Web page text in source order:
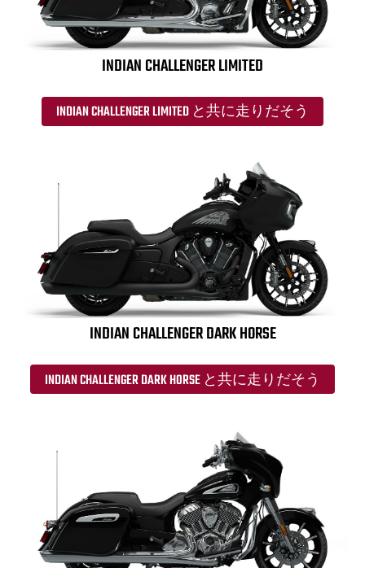
INDIAN CHALLENGER LIMITED
INDIAN CHALLENGER LIMITED と共に走りだそう
INDIAN CHALLENGER DARK HORSE
INDIAN CHALLENGER DARK HORSE と共に走りだそう